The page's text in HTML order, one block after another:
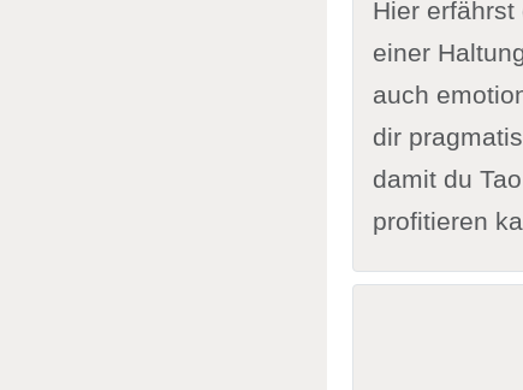
Hier
einer
auch
dir
damit du
profitieren